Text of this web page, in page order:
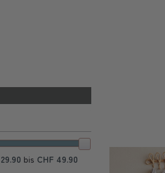
bis CHF 49.90